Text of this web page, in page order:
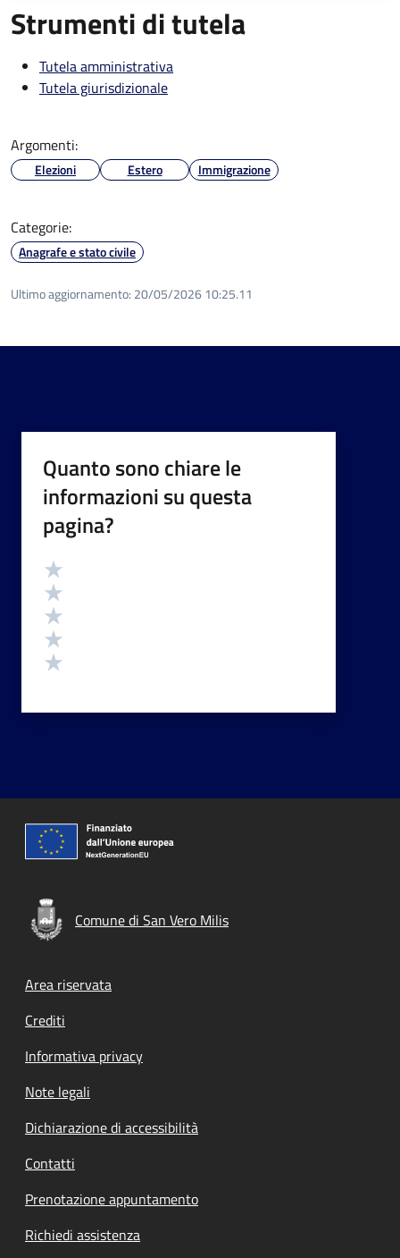
Strumenti di tutela
Tutela amministrativa
Tutela giurisdizionale
Argomenti:
Elezioni Estero Immigrazione
Categorie:
Anagrafe e stato civile
Ultimo aggiornamento: 20/05/2026 10:25.11
Quanto sono chiare le
informazioni su questa
pagina?
Valutazione
Comune di San Vero Milis
Footer menu
Area riservata
Crediti
Informativa privacy
Note legali
Dichiarazione di accessibilità
Contatti
Prenotazione appuntamento
Richiedi assistenza